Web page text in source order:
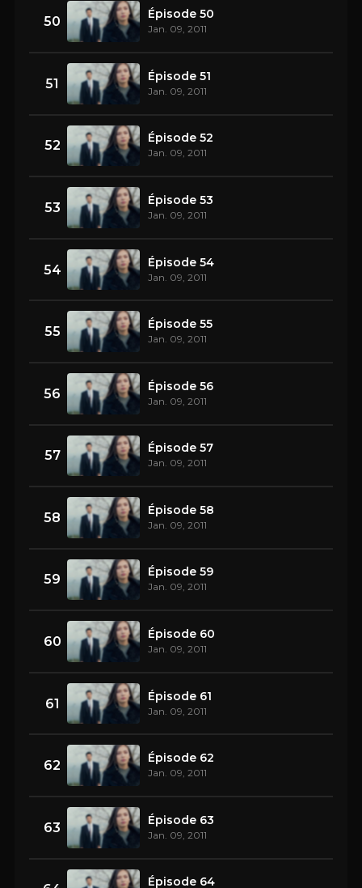
50 Épisode 50
Jan. 09, 2011
51 Épisode 51
Jan. 09, 2011
52 Épisode 52
Jan. 09, 2011
53 Épisode 53
Jan. 09, 2011
54 Épisode 54
Jan. 09, 2011
55 Épisode 55
Jan. 09, 2011
56 Épisode 56
Jan. 09, 2011
57 Épisode 57
Jan. 09, 2011
58 Épisode 58
Jan. 09, 2011
59 Épisode 59
Jan. 09, 2011
60 Épisode 60
Jan. 09, 2011
61 Épisode 61
Jan. 09, 2011
62 Épisode 62
Jan. 09, 2011
63 Épisode 63
Jan. 09, 2011
Épisode 64